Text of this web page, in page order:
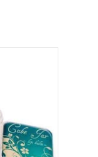
4D
golf,